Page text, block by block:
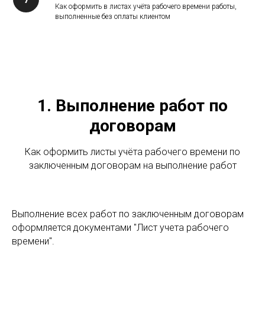
Как оформить в листах учёта рабочего времени работы,
выполненные без оплаты клиентом
1. Выполнение работ по
договорам
Как оформить листы учёта рабочего времени по
заключенным договорам на выполнение работ
Выполнение всех работ по заключенным договорам
оформляется документами "Лист учета рабочего
времени".